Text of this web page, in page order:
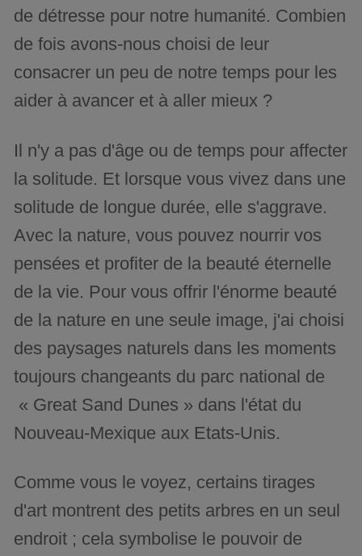
de détresse pour notre humanité. Combien
de fois avons-nous choisi de leur
consacrer un peu de notre temps pour les
aider à avancer et à aller mieux ?
Il n'y a pas d'âge ou de temps pour affecter
la solitude. Et lorsque vous vivez dans une
solitude de longue durée, elle s'aggrave.
Avec la nature, vous pouvez nourrir vos
pensées et profiter de la beauté éternelle
de la vie. Pour vous offrir l'énorme beauté
de la nature en une seule image, j'ai choisi
des paysages naturels dans les moments
toujours changeants du parc national de
« Great Sand Dunes » dans l'état du
Nouveau-Mexique aux Etats-Unis.
Comme vous le voyez, certains tirages
d'art montrent des petits arbres en un seul
endroit ; cela symbolise le pouvoir de